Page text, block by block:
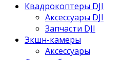
Квадрокоптеры DJI
Аксессуары DJI
Запчасти DJI
Экшн-камеры
Аксессуары